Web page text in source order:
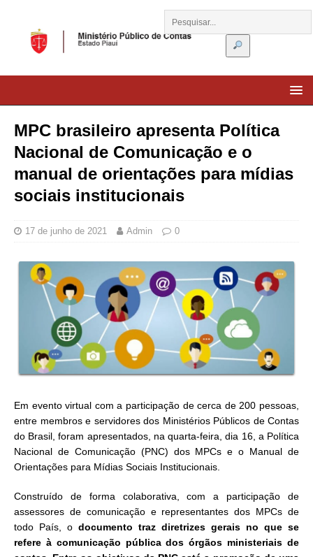
MPC brasileiro apresenta Política
Nacional de Comunicação e o
manual de orientações para mídias
sociais institucionais
17 de junho de 2021 Admin 0
Em evento virtual com a participação de cerca de 200 pessoas,
entre membros e servidores dos Ministérios Públicos de Contas
do Brasil, foram apresentados, na quarta-feira, dia 16, a Política
Nacional de Comunicação (PNC) dos MPCs e o Manual de
Orientações para Mídias Sociais Institucionais.
Construído de forma colaborativa, com a participação de
assessores de comunicação e representantes dos MPCs de
todo País, o documento traz diretrizes gerais no que se
refere à comunicação pública dos órgãos ministeriais de